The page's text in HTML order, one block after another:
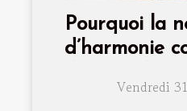
Pourquoi la
d’harmonie
intervention
Vendredi